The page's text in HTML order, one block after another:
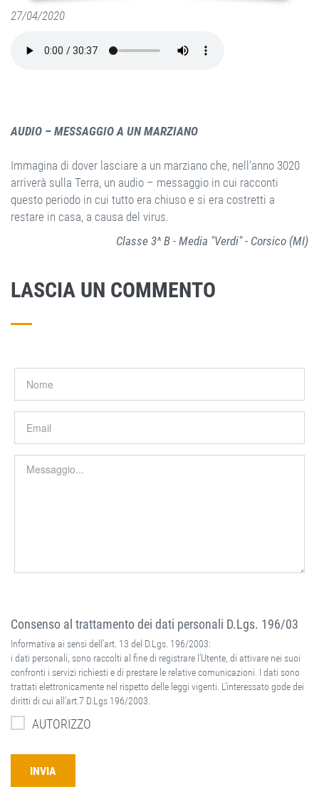
27/04/2020
AUDIO – MESSAGGIO A UN MARZIANO
Immagina di dover lasciare a un marziano che, nell’anno 3020
arriverà sulla Terra, un audio – messaggio in cui racconti
questo periodo in cui tutto era chiuso e si era costretti a
restare in casa, a causa del virus.
Classe 3^ B - Media "Verdi" - Corsico (MI)
LASCIA UN COMMENTO
Consenso al trattamento dei dati personali D.Lgs. 196/03
Informativa ai sensi dell’art. 13 del D.Lgs. 196/2003:
i dati personali, sono raccolti al fine di registrare l’Utente, di attivare nei suoi
confronti i servizi richiesti e di prestare le relative comunicazioni. I dati sono
trattati elettronicamente nel rispetto delle leggi vigenti. L’interessato gode dei
diritti di cui all’art.7 D.Lgs 196/2003.
AUTORIZZO